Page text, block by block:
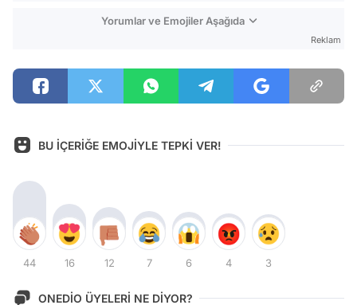
Yorumlar ve Emojiler Aşağıda
Reklam
BU İÇERİĞE EMOJİYLE TEPKİ VER!
44 16 12 7 6 4 3
ONEDİO ÜYELERİ NE DİYOR?